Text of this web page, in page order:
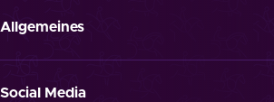
Allgemeines
ATGB
Datenschutz
Social Media